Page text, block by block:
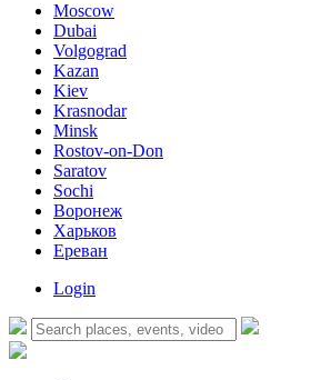
Moscow
Dubai
Volgograd
Kazan
Kiev
Krasnodar
Minsk
Rostov-on-Don
Saratov
Sochi
Воронеж
Харьков
Ереван
Login